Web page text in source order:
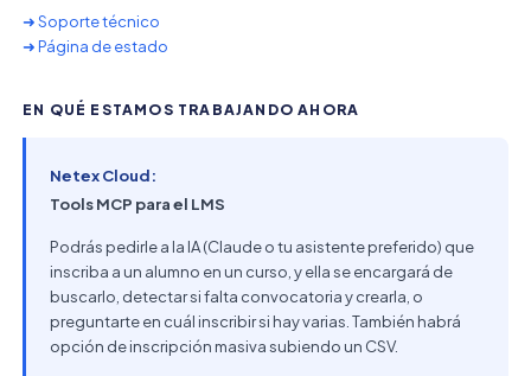
➜ Soporte técnico
➜ Página de estado
EN QUÉ ESTAMOS TRABAJANDO AHORA
Netex Cloud:
Tools MCP para el LMS
Podrás pedirle a la IA (Claude o tu asistente preferido) que
inscriba a un alumno en un curso, y ella se encargará de
buscarlo, detectar si falta convocatoria y crearla, o
preguntarte en cuál inscribir si hay varias. También habrá
opción de inscripción masiva subiendo un CSV.